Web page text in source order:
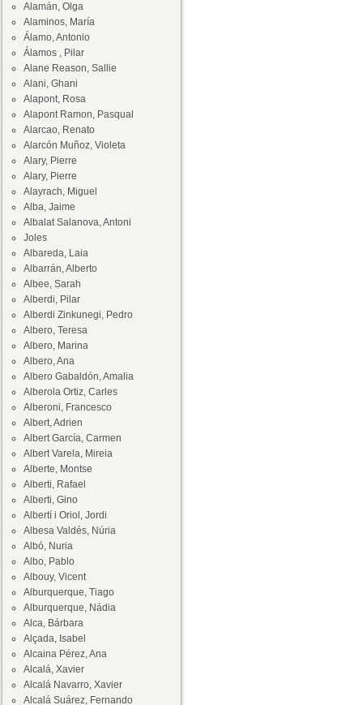
Alamán, Olga
Alaminos, María
Álamo, Antonio
Álamos , Pilar
Alane Reason, Sallie
Alani, Ghani
Alapont, Rosa
Alapont Ramon, Pasqual
Alarcao, Renato
Alarcón Muñoz, Violeta
Alary, Pierre
Alary, Pierre
Alayrach, Miguel
Alba, Jaime
Albalat Salanova, Antoni
Joles
Albareda, Laia
Albarrán, Alberto
Albee, Sarah
Alberdi, Pilar
Alberdi Zinkunegi, Pedro
Albero, Teresa
Albero, Marina
Albero, Ana
Albero Gabaldón, Amalia
Alberola Ortiz, Carles
Alberoni, Francesco
Albert, Adrien
Albert García, Carmen
Albert Varela, Mireia
Alberte, Montse
Alberti, Rafael
Alberti, Gino
Albertí i Oriol, Jordi
Albesa Valdés, Núria
Albó, Nuria
Albo, Pablo
Albouy, Vicent
Alburquerque, Tiago
Alburquerque, Nádia
Alca, Bárbara
Alçada, Isabel
Alcaina Pérez, Ana
Alcalá, Xavier
Alcalá Navarro, Xavier
Alcalá Suárez, Fernando